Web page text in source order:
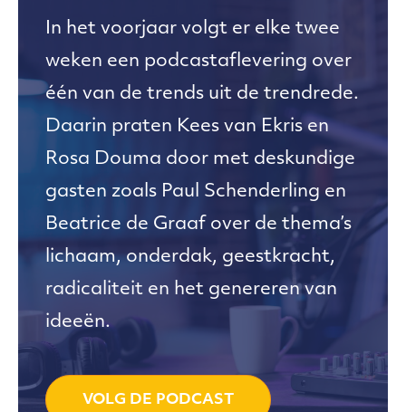
In het voorjaar volgt er elke twee
weken een podcastaflevering over
één van de trends uit de trendrede.
Daarin praten Kees van Ekris en
Rosa Douma door met deskundige
gasten zoals Paul Schenderling en
Beatrice de Graaf over de thema’s
lichaam, onderdak, geestkracht,
radicaliteit en het genereren van
ideeën.
VOLG DE PODCAST